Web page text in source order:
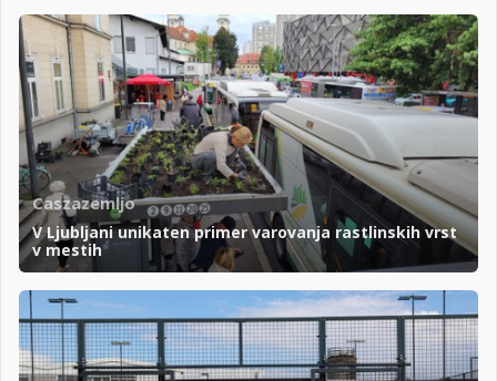
Caszazemljo
V Ljubljani unikaten primer varovanja rastlinskih vrst
v mestih